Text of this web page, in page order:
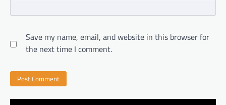
Save my name, email, and website in this browser for
the next time I comment.